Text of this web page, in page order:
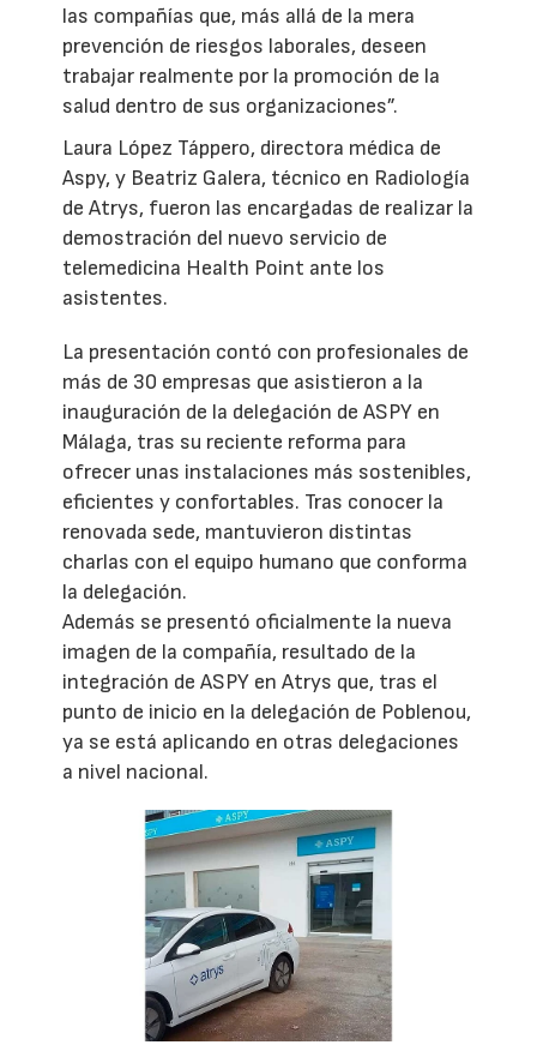
las compañías que, más allá de la mera
prevención de riesgos laborales, deseen
trabajar realmente por la promoción de la
salud dentro de sus organizaciones”.
Laura López Táppero, directora médica de
Aspy, y Beatriz Galera, técnico en Radiología
de Atrys, fueron las encargadas de realizar la
demostración del nuevo servicio de
telemedicina Health Point ante los
asistentes.
La presentación contó con profesionales de
más de 30 empresas que asistieron a la
inauguración de la delegación de ASPY en
Málaga, tras su reciente reforma para
ofrecer unas instalaciones más sostenibles,
eficientes y confortables. Tras conocer la
renovada sede, mantuvieron distintas
charlas con el equipo humano que conforma
la delegación.
Además se presentó oficialmente la nueva
imagen de la compañía, resultado de la
integración de ASPY en Atrys que, tras el
punto de inicio en la delegación de Poblenou,
ya se está aplicando en otras delegaciones
a nivel nacional.